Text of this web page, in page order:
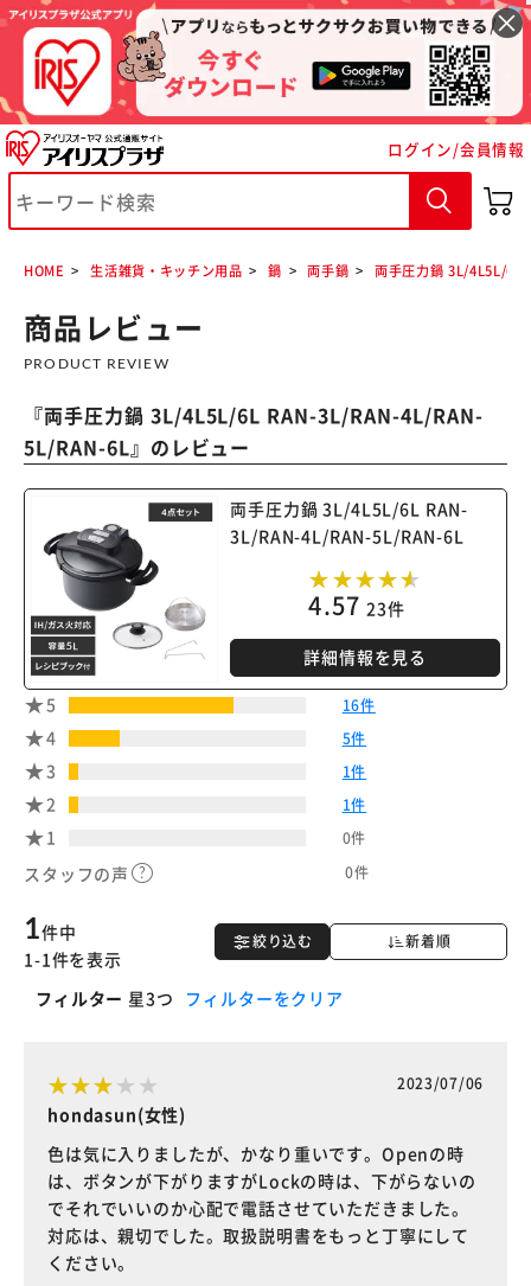
ログイン/会員情報
HOME 生活雑貨・キッチン用品 鍋 両手鍋 両手圧力鍋 3L/4L5L/6L
商品レビュー
PRODUCT REVIEW
『両手圧力鍋 3L/4L5L/6L RAN-3L/RAN-4L/RAN-
5L/RAN-6L』のレビュー
両手圧力鍋 3L/4L5L/6L RAN-
3L/RAN-4L/RAN-5L/RAN-6L
4.57 23件
詳細情報を見る
5 16件
4 5件
3 1件
2 1件
1 0件
スタッフの声 0件
絞り込む 新着順
1件中
1-1件を表示
フィルター 星3つ フィルターをクリア
2023/07/06
hondasun(女性)
色は気に入りましたが、かなり重いです。Openの時
は、ボタンが下がりますがLockの時は、下がらないの
でそれでいいのか心配で電話させていただきました。
対応は、親切でした。取扱説明書をもっと丁寧にして
ください。
※ご確認ください
カートに入れる 購入手続きへ